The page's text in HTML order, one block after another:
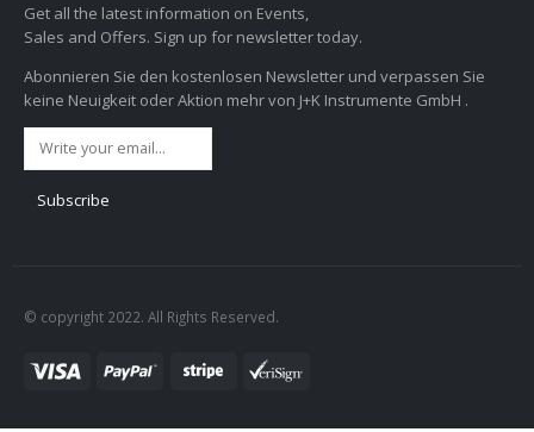
Get all the latest information on Events,
Sales and Offers. Sign up for newsletter today.
Abonnieren Sie den kostenlosen Newsletter und verpassen Sie
keine Neuigkeit oder Aktion mehr von J+K Instrumente GmbH .
© copyright 2022. All Rights Reserved.